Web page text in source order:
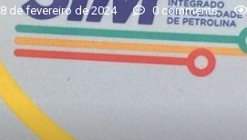
8 de fevereiro de 2024 0 comments